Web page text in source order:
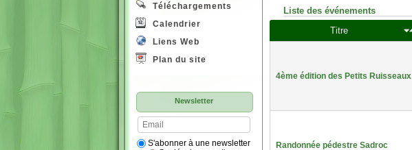
Téléchargements
Calendrier
Liens Web
Plan du site
Newsletter
S'abonner à une newsletter
Liste des événements
Titre
4ème édition des Petits Ruisseaux
Randonnée pédestre Sadroc